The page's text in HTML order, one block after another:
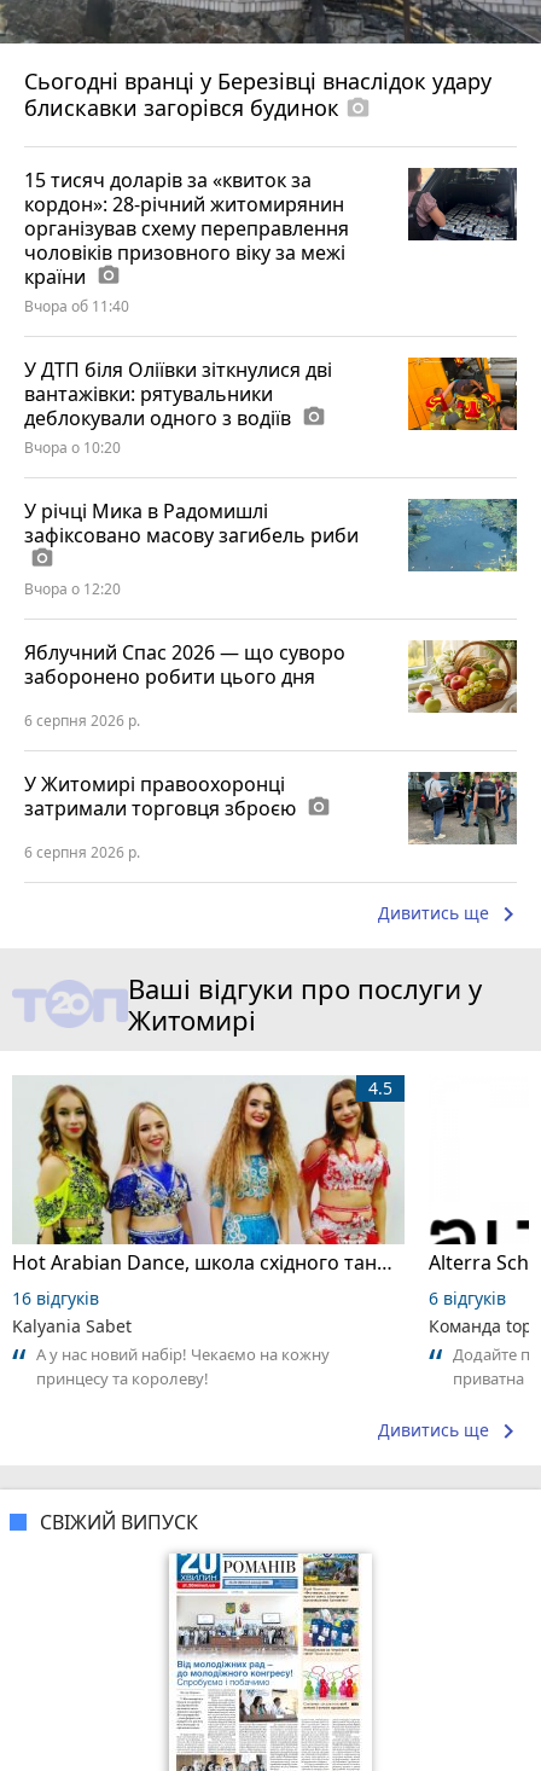
Сьогодні вранці у Березівці внаслідок удару
блискавки загорівся будинок photo_camera
15 тисяч доларів за «квиток за
кордон»: 28-річний житомирянин
організував схему переправлення
чоловіків призовного віку за межі
країни photo_camera
Вчора об 11:40
У ДТП біля Оліївки зіткнулися дві
вантажівки: рятувальники
деблокували одного з водіїв photo_camera
Вчора о 10:20
У річці Мика в Радомишлі
зафіксовано масову загибель риби
photo_camera
Вчора о 12:20
Яблучний Спас 2026 — що суворо
заборонено робити цього дня
6 серпня 2026 р.
У Житомирі правоохоронці
затримали торговця зброєю photo_camera
6 серпня 2026 р.
Дивитись ще keyboard_arrow_right
Ваші відгуки про послуги у
Житомирі
Hot Arabian Dance, школа східного танцю
4.5
16 відгуків
Kalyania Sabet
А у нас новий набір! Чекаємо на кожну
принцесу та королеву!
6 відгуків
Команда
Додайте
приватна
Дивитись ще keyboard_arrow_right
СВІЖИЙ ВИПУСК